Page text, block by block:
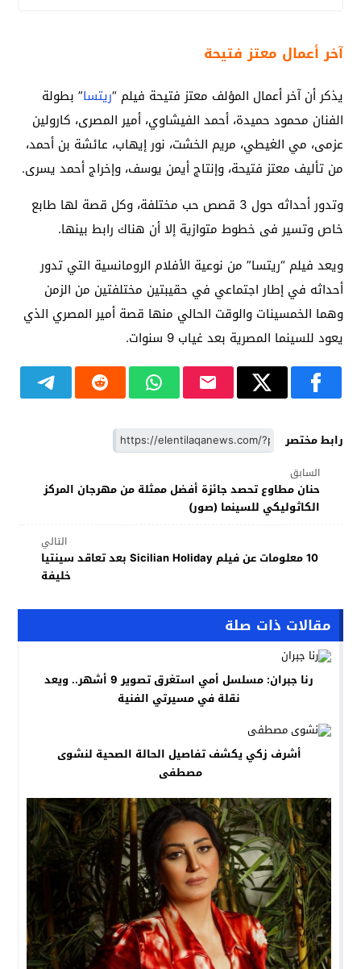
آخر أعمال معتز فتيحة
يذكر أن آخر أعمال المؤلف معتز فتيحة فيلم “ريتسا” بطولة
الفنان محمود حميدة، أحمد الفيشاوي، أمير المصرى، كارولين
عزمى، مي الغيطي، مريم الخشت، نور إيهاب، عائشة بن أحمد،
من تأليف معتز فتيحة، وإنتاج أيمن يوسف، وإخراج أحمد يسرى.
وتدور أحداثه حول 3 قصص حب مختلفة، وكل قصة لها طابع
خاص وتسير فى خطوط متوازية إلا أن هناك رابط بينها.
ويعد فيلم “ريتسا” من نوعية الأفلام الرومانسية التي تدور
أحداثه في إطار اجتماعي في حقيبتين مختلفتين من الزمن
وهما الخمسينات والوقت الحالي منها قصة أمير المصري الذي
يعود للسينما المصرية بعد غياب 9 سنوات.
رابط مختصر
السابق
حنان مطاوع تحصد جائزة أفضل ممثلة من مهرجان المركز
الكاثوليكي للسينما (صور)
التالي
10 معلومات عن فيلم Sicilian Holiday بعد تعاقد سينتيا
خليفة
مقالات ذات صلة
رنا جبران: مسلسل أمي استغرق تصوير 9 أشهر.. ويعد
نقلة في مسيرتي الفنية
أشرف زكي يكشف تفاصيل الحالة الصحية لنشوى
مصطفى